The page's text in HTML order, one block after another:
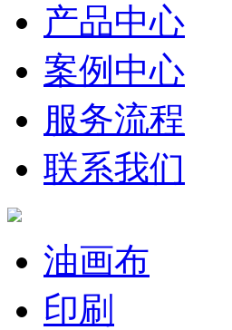
产品中心
案例中心
服务流程
联系我们
油画布
印刷